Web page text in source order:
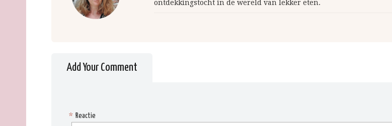
ontdekkingstocht in de wereld van lekker eten.
Add Your Comment
Reactie
*